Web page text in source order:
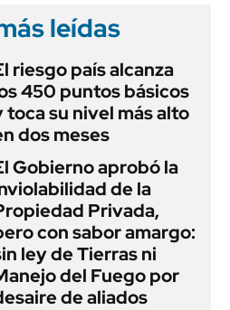
leídas
riesgo país alcanza
450 puntos básicos
toca su nivel más alto
dos meses
Gobierno aprobó la
de la
Privada,
con sabor amargo:
ley de Tierras ni
del Fuego por
de aliados